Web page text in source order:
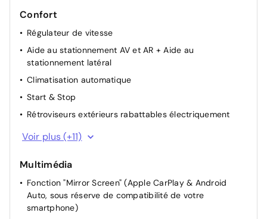
Confort
Régulateur de vitesse
Aide au stationnement AV et AR + Aide au
stationnement latéral
Climatisation automatique
Start & Stop
Rétroviseurs extérieurs rabattables électriquement
Acces AV + coffre+ Demarrage sans contact
Siège passager réglable en hauteur
Siège conducteur avec réglage manuel en hauteur
Rétroviseur intérieur Jour / Nuit Electrochrome
Voir plus (+11)
Multimédia
Fonction "Mirror Screen" (Apple CarPlay & Android
Auto, sous réserve de compatibilité de votre
smartphone)